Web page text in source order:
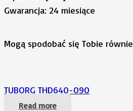
Gwarancja: 24 miesiące
Mogą spodobać się Tobie
TUBORG THD640-090
Read more